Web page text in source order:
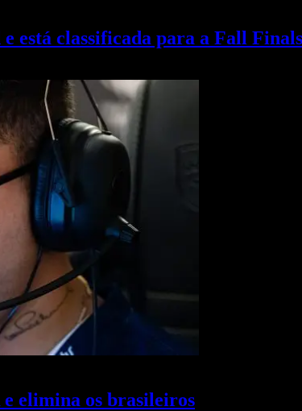
está classificada para a Fall Finals
elimina os brasileiros